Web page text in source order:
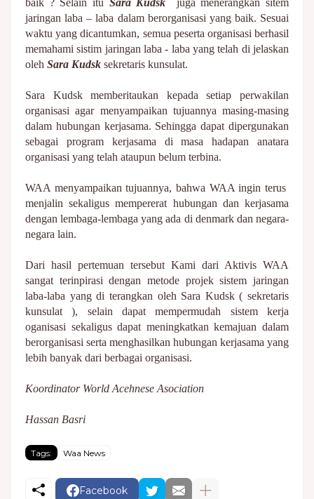
baik ? Selain itu Sara Kudsk juga menerangkan sitem
jaringan laba – laba dalam berorganisasi yang baik. Sesuai
waktu yang dicantumkan, semua peserta organisasi berhasil
memahami sistim jaringan laba - laba yang telah di jelaskan
oleh Sara Kudsk sekretaris kunsulat.
Sara Kudsk memberitaukan kepada setiap perwakilan
organisasi agar menyampaikan tujuannya masing-masing
dalam hubungan kerjasama. Sehingga dapat dipergunakan
sebagai program kerjasama di masa hadapan anatara
organisasi yang telah ataupun belum terbina.
WAA menyampaikan tujuannya, bahwa WAA ingin terus
menjalin sekaligus mempererat hubungan dan kerjasama
dengan lembaga-lembaga yang ada di denmark dan negara-
negara lain.
Dari hasil pertemuan tersebut Kami dari Aktivis WAA
sangat terinpirasi dengan metode projek sistem jaringan
laba-laba yang di terangkan oleh Sara Kudsk ( sekretaris
kunsulat ), selain dapat mempermudah sistem kerja
oganisasi sekaligus dapat meningkatkan kemajuan dalam
berorganisasi serta menghasilkan hubungan kerjasama yang
lebih banyak dari berbagai organisasi.
Koordinator World Acehnese Asociation
Hassan Basri
Tags: Waa News
Facebook